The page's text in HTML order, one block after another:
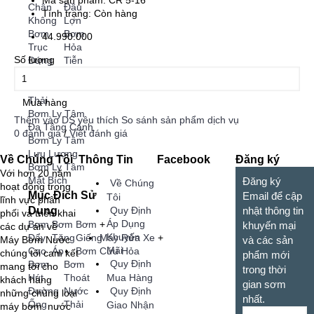
Chân
Không
Đầu
Lợn
Bơm
Trục
Đứng
Bơm
Hỏa
Tiễn
Thải
Bơm Ly Tâm
Đa Tầng Cánh
Bơm Ly Tâm
Lưu Lượng
Bơm Ly Tâm
Mặt Bích
Mục Đích Sử
Dụng
Bơm
Đẩy
Cao
Bơm
Tăng
Áp
Bơm
Giếng
Bơm
Hút
Đường
Ống
Bơm
Thoát
Nước
Thải
+
Máy Rửa Xe +
Bơm Cứu Hỏa
Tình trạng: Còn hàng
44.990.000
Số lượng
Mua hàng
Thêm vào DS yêu thích So sánh sản phẩm dịch vụ
0 đánh giá/ Viết đánh giá
Về Chúng Tôi
Với hơn 20 năm
hoạt động trong
lĩnh vực phân
phối và triển khai
các dự án về
Máy Bơm Nước
chúng tôi cam kết
mang tới cho
khách hàng
những chủng loại
máy bơm nước
Thông Tin
Về Chúng
Tôi
Quy Định
Áp Dụng
Khuyến
Mãi
Quy Định
Mua Hàng
Quy Định
Giao Nhận
Facebook Đăng ký
Đăng ký
Email để cập
nhật thông tin
khuyến mại
và các sản
phẩm mới
trong thời
gian sơm
nhất.